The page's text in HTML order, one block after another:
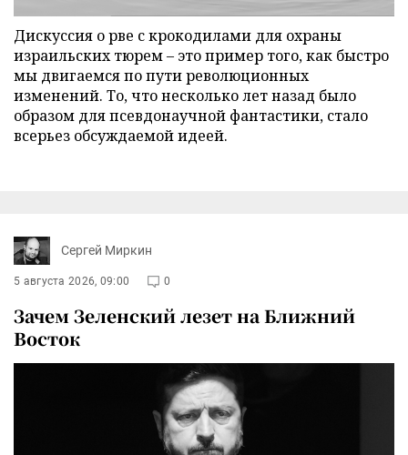
Дискуссия о рве с крокодилами для охраны
израильских тюрем – это пример того, как быстро
мы двигаемся по пути революционных
изменений. То, что несколько лет назад было
образом для псевдонаучной фантастики, стало
всерьез обсуждаемой идеей.
Сергей Миркин
5 августа 2026, 09:00 0
Зачем Зеленский лезет на Ближний
Восток